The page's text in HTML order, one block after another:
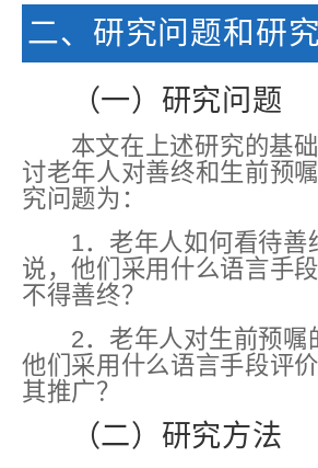
二、研究问题和研
（一）研究问题
本文在上述研究的基
讨老年人对善终和生前预
究问题为：
1．老年人如何看待善
说，他们采用什么语言手
不得善终？
2．老年人对生前预嘱
他们采用什么语言手段评
其推广？
（二）研究方法